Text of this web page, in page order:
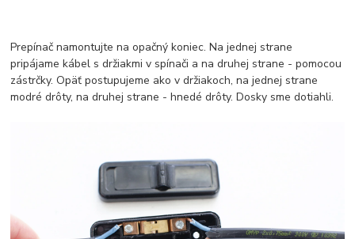
Prepínač namontujte na opačný koniec. Na jednej strane
pripájame kábel s držiakmi v spínači a na druhej strane - pomocou
zástrčky. Opäť postupujeme ako v držiakoch, na jednej strane
modré drôty, na druhej strane - hnedé drôty. Dosky sme dotiahli.